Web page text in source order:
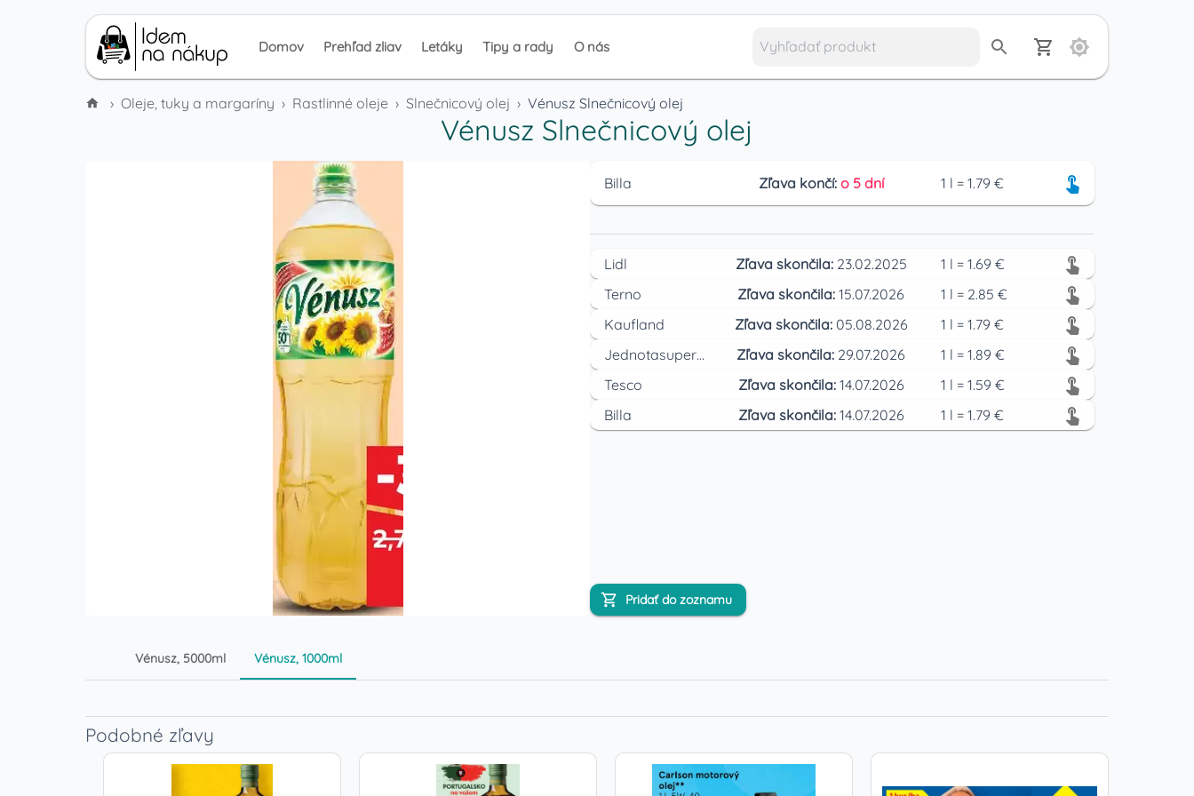
Domov Prehľad zliav Letáky Tipy a rady O nás
› Oleje, tuky a margaríny › Rastlinné oleje › Slnečnicový olej › Vénusz Slnečnicový olej
Vénusz Slnečnicový olej
Billa Zľava končí: o 5 dní 1 l = 1.79 €
Lidl Zľava skončila: 23.02.2025 1 l = 1.69 €
Terno
Zľava skončila:15.07.2026 1 l = 2.85 €
Kaufland
Zľava skončila: 05.08.2026 1 l = 1.79 €
Jednotasupermarket
Zľava skončila: 29.07.2026 1 l = 1.89 €
Tesco
Zľava skončila: 14.07.2026 1 l = 1.59 €
Billa
Zľava skončila: 14.07.2026 1 l = 1.79 €
Pridať do zoznamu
Vénusz, 5000ml Vénusz, 1000ml
Podobné zľavy